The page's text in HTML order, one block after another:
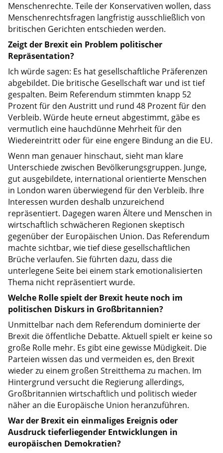
Menschenrechte. Teile der Konservativen wollen, dass
Menschenrechtsfragen langfristig ausschließlich von
britischen Gerichten entschieden werden.
Zeigt der Brexit ein Problem politischer
Repräsentation?
Ich würde sagen: Es hat gesellschaftliche Präferenzen
abgebildet. Die britische Gesellschaft war und ist tief
gespalten. Beim Referendum stimmten knapp 52
Prozent für den Austritt und rund 48 Prozent für den
Verbleib. Würde heute erneut abgestimmt, gäbe es
vermutlich eine hauchdünne Mehrheit für den
Wiedereintritt oder für eine engere Bindung an die EU.
Wenn man genauer hinschaut, sieht man klare
Unterschiede zwischen Bevölkerungsgruppen. Junge,
gut ausgebildete, international orientierte Menschen
in London waren überwiegend für den Verbleib. Ihre
Interessen wurden deshalb unzureichend
repräsentiert. Dagegen waren Ältere und Menschen in
wirtschaftlich schwächeren Regionen skeptisch
gegenüber der Europäischen Union. Das Referendum
machte sichtbar, wie tief diese gesellschaftlichen
Brüche verlaufen. Sie führten dazu, dass die
unterlegene Seite bei einem stark emotionalisierten
Thema nicht repräsentiert wurde.
Welche Rolle spielt der Brexit heute noch im
politischen Diskurs in Großbritannien?
Unmittelbar nach dem Referendum dominierte der
Brexit die öffentliche Debatte. Aktuell spielt er keine so
große Rolle mehr. Es gibt eine gewisse Müdigkeit. Die
Parteien wissen das und vermeiden es, den Brexit
wieder zu einem großen Streitthema zu machen. Im
Hintergrund versucht die Regierung allerdings,
Großbritannien wirtschaftlich und politisch wieder
näher an die Europäische Union heranzuführen.
War der Brexit ein einmaliges Ereignis oder
Ausdruck tieferliegender Entwicklungen in
europäischen Demokratien?